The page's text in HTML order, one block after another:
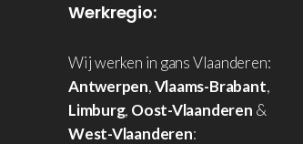
Werkregio:
Wij werken in gans Vlaanderen:
Antwerpen,Vlaams-Brabant,
Limburg, Oost-Vlaanderen &
West-Vlaanderen: